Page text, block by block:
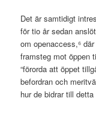
Det är samtidigt
för tio år sedan
om openaccess,⁶
framsteg mot öppen
“förorda att öppet
befordran och
hur de bidrar till detta